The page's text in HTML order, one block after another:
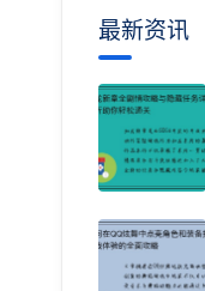
最新资讯